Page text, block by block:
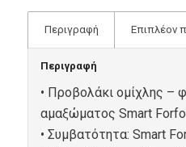
Περιγραφή Επιπλέον
Περιγραφή
• Προβολάκι ομίχλης –
αμαξώματος Smart
• Συμβατότητα: Smart